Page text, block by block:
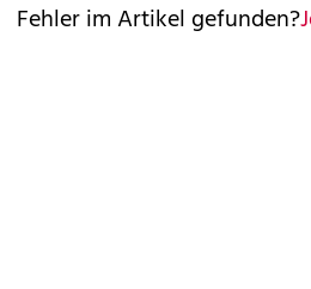
Fehler im Artikel gefunden?